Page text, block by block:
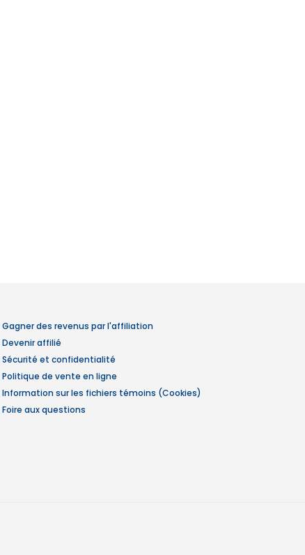
Gagner des revenus par l'affiliation
Devenir affilié
Sécurité et confidentialité
Politique de vente en ligne
Information sur les fichiers témoins (Cookies)
Foire aux questions